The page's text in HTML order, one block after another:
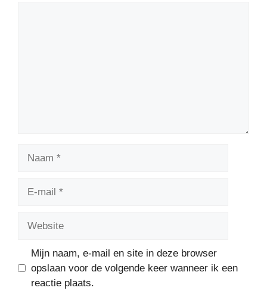
Mijn naam, e-mail en site in deze browser
opslaan voor de volgende keer wanneer ik een
reactie plaats.